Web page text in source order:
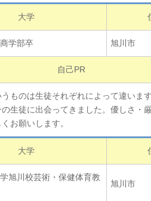
大学
学部卒 旭川市
自己PR
ものは生徒それぞれによって違いま
生徒に出会ってきました。優しさ・
お願いします。
大学
旭川校芸術・保健体育教
旭川市